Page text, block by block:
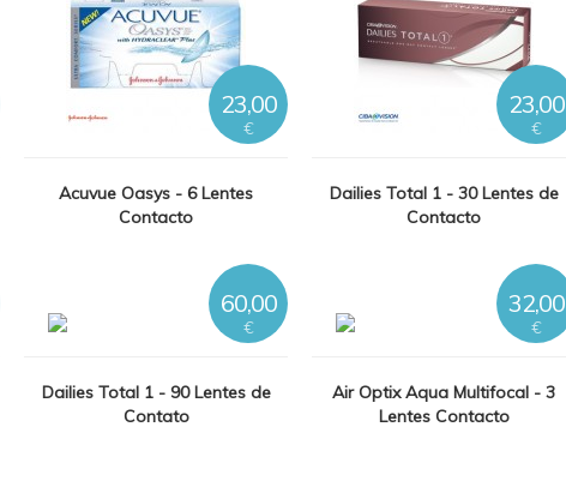
Acuvue Oasys - 6 Lentes
Contacto
23,00
€
Dailies Total 1 - 30 Lentes de
Contacto
23,00
€
Dailies Total 1 - 90 Lentes de
Contato
60,00
€
Air Optix Aqua Multifocal - 3
Lentes Contacto
32,00
€